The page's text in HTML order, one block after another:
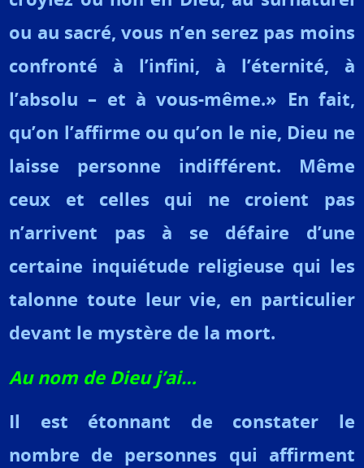
ou au sacré, vous n’en serez pas moins
confronté à l’infini, à l’éternité, à
l’absolu – et à vous-même.» En fait,
qu’on l’affirme ou qu’on le nie, Dieu ne
laisse personne indifférent. Même
ceux et celles qui ne croient pas
n’arrivent pas à se défaire d’une
certaine inquiétude religieuse qui les
talonne toute leur vie, en particulier
devant le mystère de la mort.
Au nom de Dieu j’ai…
Il est étonnant de constater le
nombre de personnes qui affirment